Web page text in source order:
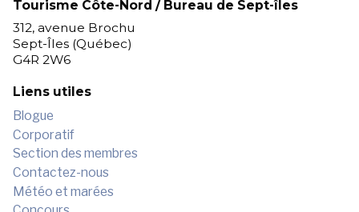
Tourisme Côte-Nord / Bureau de Sept-îles
312, avenue Brochu
Sept-Îles (Québec)
G4R 2W6
Liens utiles
Blogue
Corporatif
Section des membres
Contactez-nous
Météo et marées